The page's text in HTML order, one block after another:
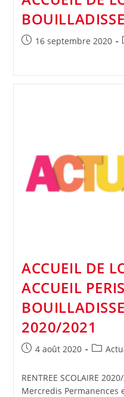
BOUILLADISSE
Publication
16 septembre 2020
ACCUEIL DE
ACCUEIL
2020/2021
Publication
4 août 2020
Post
RENTREE SCOLAIRE
Mercredis Permanences